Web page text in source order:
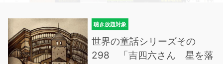
聴き放題対象
世界の童話シリーズその
298 「吉四六さん 星を落